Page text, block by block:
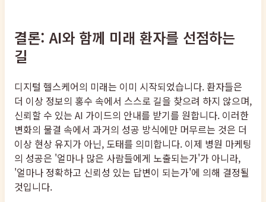
결론: AI와 함께 미래 환자를 선점하는
길
디지털 헬스케어의 미래는 이미 시작되었습니다. 환자들은
더 이상 정보의 홍수 속에서 스스로 길을 찾으려 하지 않으며,
신뢰할 수 있는 AI 가이드의 안내를 받기를 원합니다. 이러한
변화의 물결 속에서 과거의 성공 방식에만 머무르는 것은 더
이상 현상 유지가 아닌, 도태를 의미합니다. 이제 병원 마케팅
의 성공은 '얼마나 많은 사람들에게 노출되는가'가 아니라,
'얼마나 정확하고 신뢰성 있는 답변이 되는가'에 의해 결정될
것입니다.